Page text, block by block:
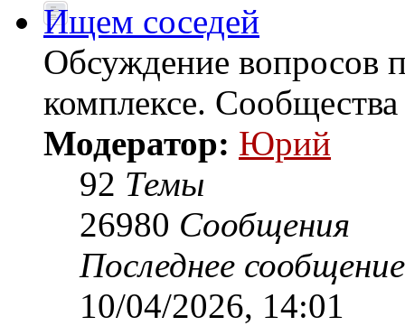
Ищем соседей
Обсуждение
комплексе.
Модератор: Юрий
92 Темы
26980 Сообщения
Последнее сообщение
10/04/2026, 14:01